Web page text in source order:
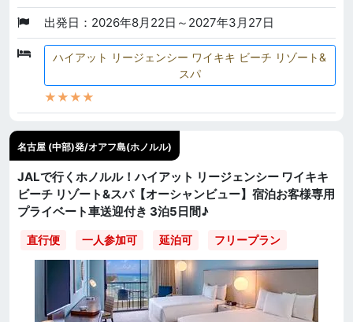
出発日：2026年8月22日～2027年3月27日
ハイアット リージェンシー ワイキキ ビーチ リゾート&
スパ
★★★★
名古屋 (中部)発/オアフ島(ホノルル)
JALで行くホノルル！ハイアット リージェンシー ワイキキ
ビーチ リゾート&スパ【オーシャンビュー】宿泊お客様専用
プライベート車送迎付き 3泊5日間♪
直行便 一人参加可 延泊可 フリープラン